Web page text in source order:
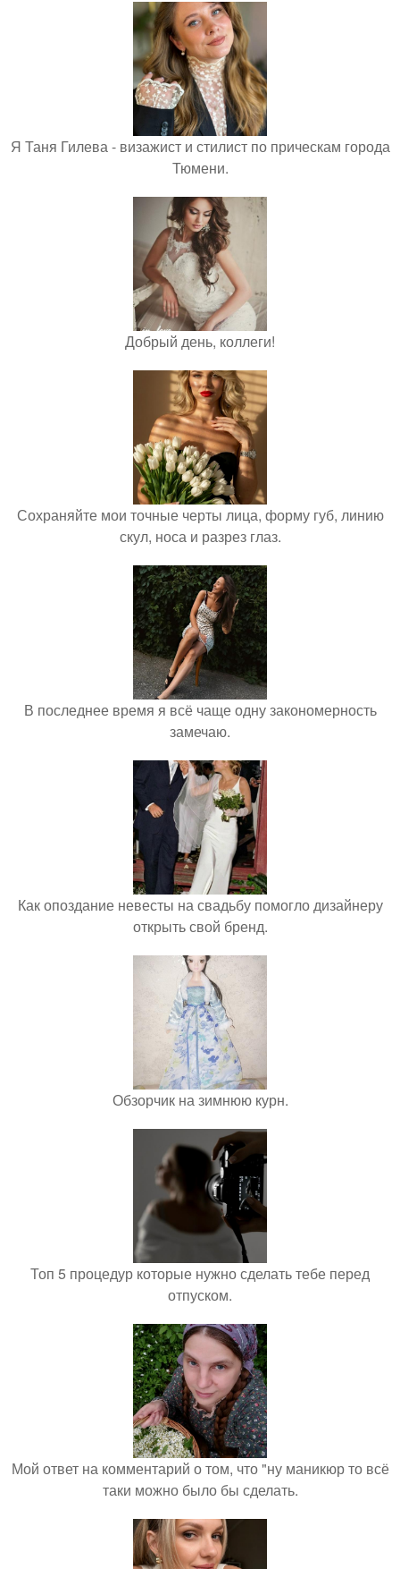
Я Таня Гилева - визажист и стилист по прическам города
Тюмени.
Добрый день, коллеги!
Сохраняйте мои точные черты лица, форму губ, линию
скул, носа и разрез глаз.
В последнее время я всё чаще одну закономерность
замечаю.
Как опоздание невесты на свадьбу помогло дизайнеру
открыть свой бренд.
Обзорчик на зимнюю курн.
Топ 5 процедур которые нужно сделать тебе перед
отпуском.
Мой ответ на комментарий о том, что "ну маникюр то всё
таки можно было бы сделать.